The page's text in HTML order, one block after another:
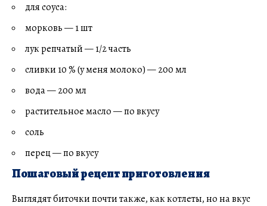
для соуса:
морковь — 1 шт
лук репчатый — 1/2 часть
сливки 10 % (у меня молоко) — 200 мл
вода — 200 мл
растительное масло — по вкусу
соль
перец — по вкусу
Пошаговый рецепт приготовления
Выглядят биточки почти также, как котлеты, но на вкус